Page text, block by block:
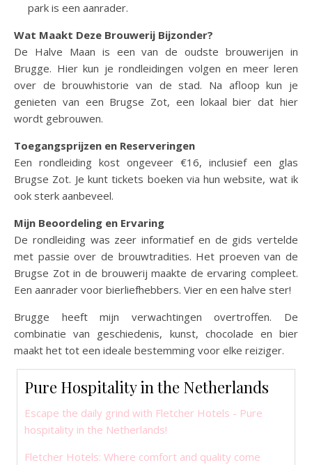
park is een aanrader.
Wat Maakt Deze Brouwerij Bijzonder?
De Halve Maan is een van de oudste brouwerijen in
Brugge. Hier kun je rondleidingen volgen en meer leren
over de brouwhistorie van de stad. Na afloop kun je
genieten van een Brugse Zot, een lokaal bier dat hier
wordt gebrouwen.
Toegangsprijzen en Reserveringen
Een rondleiding kost ongeveer €16, inclusief een glas
Brugse Zot. Je kunt tickets boeken via hun website, wat ik
ook sterk aanbeveel.
Mijn Beoordeling en Ervaring
De rondleiding was zeer informatief en de gids vertelde
met passie over de brouwtradities. Het proeven van de
Brugse Zot in de brouwerij maakte de ervaring compleet.
Een aanrader voor bierliefhebbers. Vier en een halve ster!
Brugge heeft mijn verwachtingen overtroffen. De
combinatie van geschiedenis, kunst, chocolade en bier
maakt het tot een ideale bestemming voor elke reiziger.
Pure Hospitality in the Netherlands
Escape the daily grind with Fletcher Hotels - Pure
hospitality in the Netherlands!
Fletcher Hotels: Where comfort and quality come